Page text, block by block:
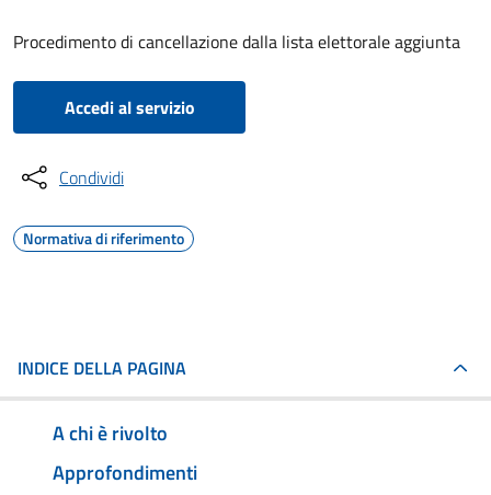
Procedimento di cancellazione dalla lista elettorale aggiunta
Accedi al servizio
Condividi
Normativa di riferimento
INDICE DELLA PAGINA
A chi è rivolto
Approfondimenti